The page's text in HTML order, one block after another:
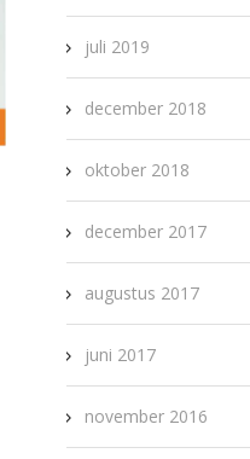
juli 2019
december 2018
oktober 2018
december 2017
augustus 2017
juni 2017
november 2016